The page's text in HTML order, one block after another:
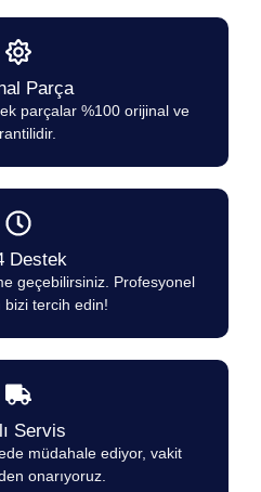
Parça
parçalar %100 orijinal ve
Destek
geçebilirsiniz. Profesyonel
bizi tercih edin!
Servis
müdahale ediyor, vakit
onarıyoruz.